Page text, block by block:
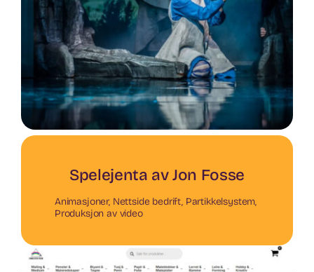
Spelejenta av Jon Fosse
Animasjoner, Nettside bedrift, Partikkelsystem,
Produksjon av video